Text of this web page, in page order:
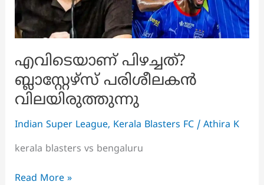
എവിടെയാണ് പിഴച്ചത്?
ബ്ലാസ്റ്റേഴ്സ് പരിശീലകൻ
വിലയിരുത്തുന്നു
Indian Super League, Kerala Blasters FC/ Athira K
kerala blasters vs bengaluru
എവിടെയാണ്
Read More »